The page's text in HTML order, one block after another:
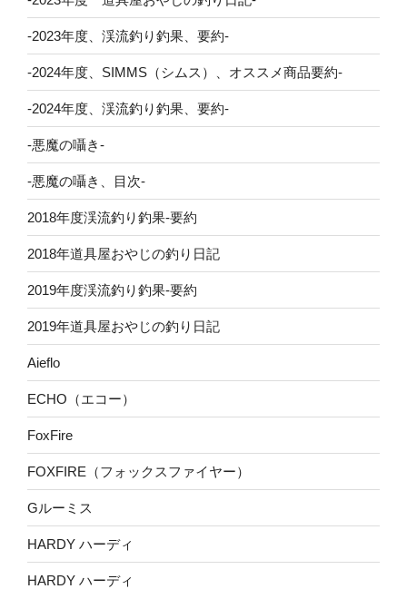
-2023年度、渓流釣り釣果、要約-
-2024年度、SIMMS（シムス）、オススメ商品要約-
-2024年度、渓流釣り釣果、要約-
-悪魔の囁き-
-悪魔の囁き、目次-
2018年度渓流釣り釣果-要約
2018年道具屋おやじの釣り日記
2019年度渓流釣り釣果-要約
2019年道具屋おやじの釣り日記
Aieflo
ECHO（エコー）
FoxFire
FOXFIRE（フォックスファイヤー）
Gルーミス
HARDY ハーディ
HARDY ハーディ